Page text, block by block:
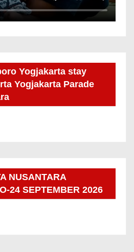
Yogjakarta stay
Yogjakarta Parade
NUSANTARA
24 SEPTEMBER 2026